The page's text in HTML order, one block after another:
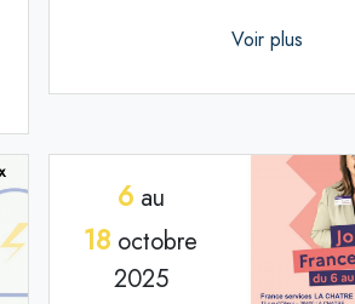
Voir plus
6au
18 octobre
2025